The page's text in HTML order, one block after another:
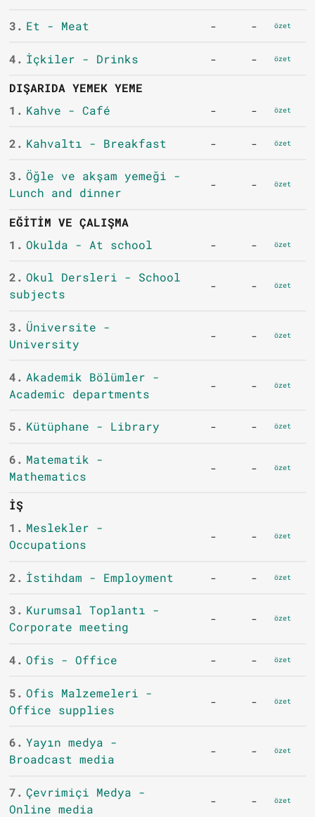
3. Et - Meat - - özet
4. İçkiler - Drinks - - özet
DIŞARIDA YEMEK YEME
1. Kahve - Café - - özet
2. Kahvaltı - Breakfast - - özet
3. Öğle ve akşam yemeği -
Lunch and dinner
- - özet
EĞITIM VE ÇALIŞMA
1. Okulda - At school - - özet
2. Okul Dersleri - School
subjects
- - özet
3. Üniversite -
University
- - özet
4. Akademik Bölümler -
Academic departments
- - özet
5. Kütüphane - Library - - özet
6. Matematik -
Mathematics
- - özet
İŞ
1. Meslekler -
Occupations
- - özet
2. İstihdam - Employment - - özet
3. Kurumsal Toplantı -
Corporate meeting
- - özet
4. Ofis - Office - - özet
5. Ofis Malzemeleri -
Office supplies
- - özet
6. Yayın medya -
Broadcast media
- - özet
7. Çevrimiçi Medya -
Online media
- - özet